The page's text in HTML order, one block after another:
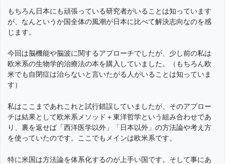
もちろん日本にも頑張っている研究者がいることは知っています
が、なんというか国全体の風潮が日本に比べて解決志向なのを感
じます。
今回は脳機能や脳波に関するアプローチでしたが、少し前の私は
欧米系の生物学的治療法の本を購入していました。（もちろん欧
米でも自閉症は治らないと言いたがる人がいることは知っていま
す）
私はここまであれこれと試行錯誤していましたが、そのアプロー
チは結果として欧米系メソッド＋東洋哲学という組み合わせであ
り、裏を返せば「西洋医学以外」「日本以外」の方法論や考え方
を使っていたのです。ここでもメインは欧米系です。
特に米国は方法論を体系化するのが上手い国です。そして事にあ